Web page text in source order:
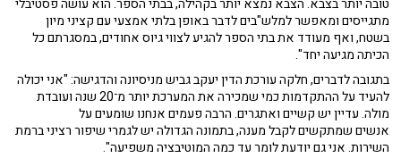
טובה יותר בצבא. הצבא נמצא יותר בקהילה, בבתי הספר. הוא עושה פסטיבלי
מתגייסים ומאפשר למלש"בים לדבר באופן בלתי אמצעי עם קציני מיון
בשטח, ואף מעודד את בתי הספר להגיע לצווי גיוס אחודים, במסגרתם כל
הכיתה מגיעה יחד".
בתגובה לדברים, חלקה עורכת הדין יעקב גביש מניסיונה והדגישה: "אני יכולה
להעיד על ההתקדמות כמי שמכירה את המערכת יותר מ־20 שנה ועובדת
מולה. עדיין יש קשיים ואתגרים. הרבה פעמים אנחנו שומעים על
אנשים שמתקשים לקבל מענה, בתמונה הגדולה יש לגמרי שיפור רציני ברמת
השירות. אני גם יודעת לומר עד כמה המוטיבציה משפיעה".